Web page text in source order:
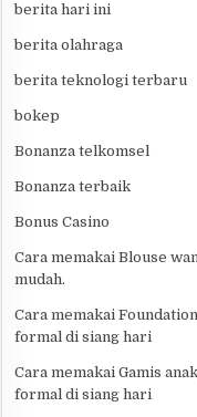
berita hari ini
berita olahraga
berita teknologi terbaru
bokep
Bonanza telkomsel
Bonanza terbaik
Bonus Casino
Cara memakai Blouse
mudah.
Cara memakai
formal di siang hari
Cara memakai Gamis
formal di siang hari